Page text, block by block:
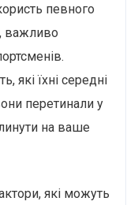
певного
важливо
які їхні середні
перетинали у
на ваше
які можуть